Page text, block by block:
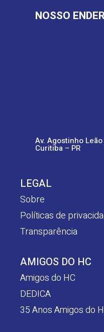
NOSSO
Av. Agostinho
Curitiba – PR
LEGAL
Sobre
Políticas de
Transparência
AMIGOS DO HC
Amigos do HC
DEDICA
35 Anos Amigos do